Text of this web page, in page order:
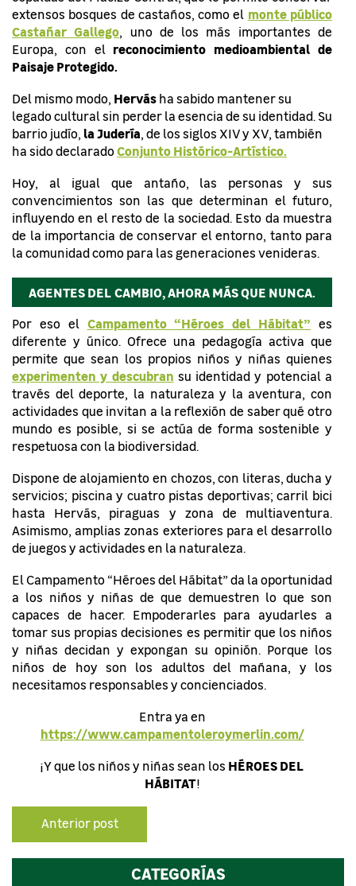
extensos bosques de castaños, como el monte público
Castañar Gallego, uno de los más importantes de
Europa, con el reconocimiento medioambiental de
Paisaje Protegido.
Del mismo modo, Hervásha sabido mantener su
legado cultural sin perder la esencia de su identidad. Su
barrio judío, la Judería, de los siglos XIV y XV, también
ha sido declaradoConjunto Histórico-Artístico.
Hoy, al igual que antaño, las personas y sus
convencimientos son las que determinan el futuro,
influyendo en el resto de la sociedad. Esto da muestra
de la importancia de conservar el entorno, tanto para
la comunidad como para las generaciones venideras.
AGENTES DEL CAMBIO, AHORA MÁS QUE NUNCA.
Por eso el Campamento “Héroes del Hábitat” es
diferente y único. Ofrece una pedagogía activa que
permite que sean los propios niños y niñas quienes
experimenten y descubran su identidad y potencial a
través del deporte, la naturaleza y la aventura, con
actividades que invitan a la reflexión de saber qué otro
mundo es posible, si se actúa de forma sostenible y
respetuosa con la biodiversidad.
Dispone de alojamiento en chozos, con literas, ducha y
servicios; piscina y cuatro pistas deportivas; carril bici
hasta Hervás, piraguas y zona de multiaventura.
Asimismo, amplias zonas exteriores para el desarrollo
de juegos y actividades en la naturaleza.
El Campamento “Héroes del Hábitat” da la oportunidad
a los niños y niñas de que demuestren lo que son
capaces de hacer. Empoderarles para ayudarles a
tomar sus propias decisiones es permitir que los niños
y niñas decidan y expongan su opinión. Porque los
niños de hoy son los adultos del mañana, y los
necesitamos responsables y concienciados.
Entra ya en
https://www.campamentoleroymerlin.com/
¡Y que los niños y niñas sean los HÉROES DEL
HÁBITAT!
Anterior post
CATEGORÍAS